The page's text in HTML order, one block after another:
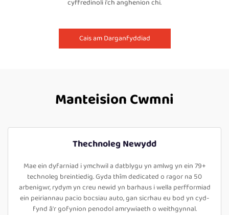
cyffredinoli i'ch anghenion chi.
Cais am Darganfyddiad
Manteision Cwmni
Thechnoleg Newydd
Mae ein dyfarniad i ymchwil a datblygu yn amlwg yn ein 79+
technoleg breintiedig. Gyda thîm dedicated o ragor na 50
arbenigwr, rydym yn creu newid yn barhaus i wella perfformiad
ein peiriannau pacio bocsiau auto, gan sicrhau eu bod yn cyd-
fynd â'r gofynion penodol amrywiaeth o weithgynnal.